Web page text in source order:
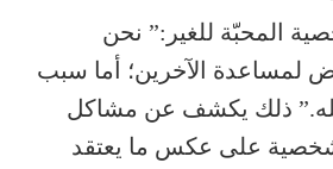
المحبّة للغير:” نحن
لمساعدة الآخرين؛ أما سبب
ذلك يكشف عن مشاكل
على عكس ما يعتقد